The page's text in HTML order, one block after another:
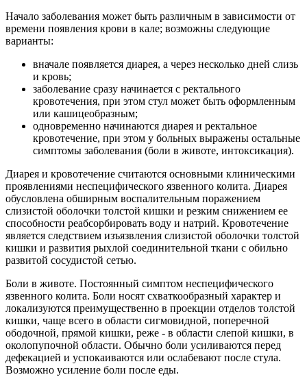
Начало заболевания может быть различным в зависимости от
времени появления крови в кале; возможны следующие
варианты:
вначале появляется диарея, а через несколько дней слизь
и кровь;
заболевание сразу начинается с ректального
кровотечения, при этом стул может быть оформленным
или кашицеобразным;
одновременно начинаются диарея и ректальное
кровотечение, при этом у больных выражены остальные
симптомы заболевания (боли в животе, интоксикация).
Диарея и кровотечение считаются основными клиническими
проявлениями неспецифического язвенного колита. Диарея
обусловлена обширным воспалительным поражением
слизистой оболочки толстой кишки и резким снижением ее
способности реабсорбировать воду и натрий. Кровотечение
является следствием изъязвления слизистой оболочки толстой
кишки и развития рыхлой соединительной ткани с обильно
развитой сосудистой сетью.
Боли в животе. Постоянный симптом неспецифического
язвенного колита. Боли носят схваткообразный характер и
локализуются преимущественно в проекции отделов толстой
кишки, чаще всего в области сигмовидной, поперечной
ободочной, прямой кишки, реже - в области слепой кишки, в
околопупочной области. Обычно боли усиливаются перед
дефекацией и успокаиваются или ослабевают после стула.
Возможно усиление боли после еды.